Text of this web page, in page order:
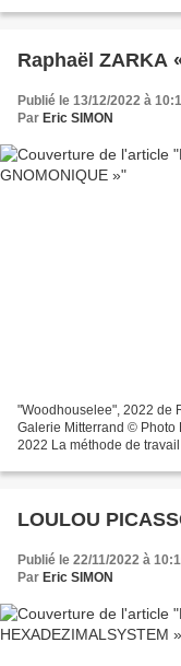
Raphaël ZARKA
Publié le 13/12/2022 à
Par Eric SIMON
"Woodhouselee", 2022 de
Galerie Mitterrand © Photo
2022 La méthode de
LOULOU
Publié le 22/11/2022 à
Par Eric SIMON